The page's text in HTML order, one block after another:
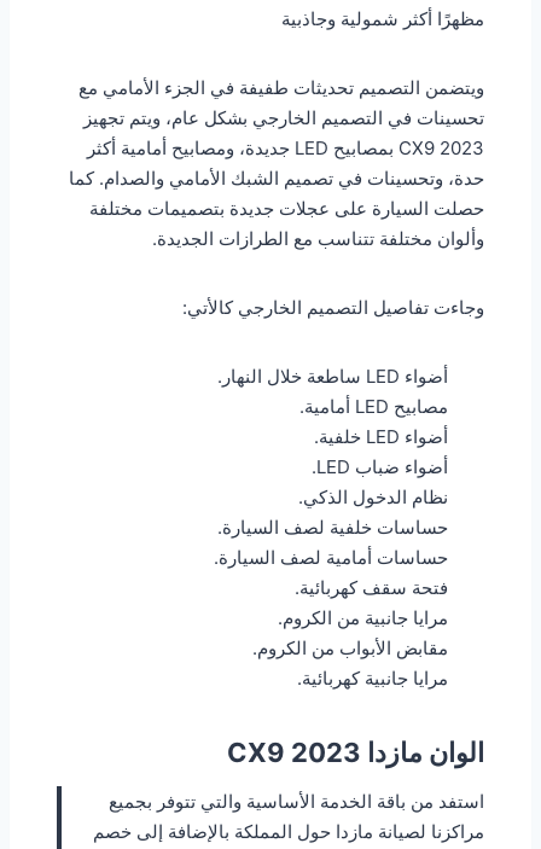
مظهرًا أكثر شمولية وجاذبية
ويتضمن التصميم تحديثات طفيفة في الجزء الأمامي مع
تحسينات في التصميم الخارجي بشكل عام، ويتم تجهيز
CX9 2023 بمصابيح LED جديدة، ومصابيح أمامية أكثر
حدة، وتحسينات في تصميم الشبك الأمامي والصدام. كما
حصلت السيارة على عجلات جديدة بتصميمات مختلفة
وألوان مختلفة تتناسب مع الطرازات الجديدة.
وجاءت تفاصيل التصميم الخارجي كالأتي:
أضواء LED ساطعة خلال النهار.
مصابيح LED أمامية.
أضواء LED خلفية.
أضواء ضباب LED.
نظام الدخول الذكي.
حساسات خلفية لصف السيارة.
حساسات أمامية لصف السيارة.
فتحة سقف كهربائية.
مرايا جانبية من الكروم.
مقابض الأبواب من الكروم.
مرايا جانبية كهربائية.
الوان مازدا CX9 2023
استفد من باقة الخدمة الأساسية والتي تتوفر بجميع
مراكزنا لصيانة مازدا حول المملكة بالإضافة إلى خصم